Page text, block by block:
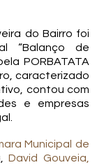
do Bairro foi
“Balanço de
PORBATATA
caracterizado
contou com
e empresas
Municipal de
David Gouveia,